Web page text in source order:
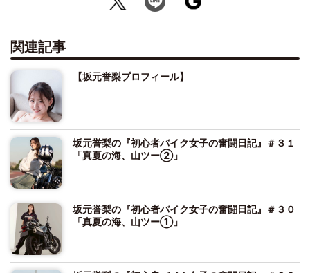
関連記事
【坂元誉梨プロフィール】
坂元誉梨の『初心者バイク女子の奮闘日記』＃３１
「真夏の海、山ツー②」
坂元誉梨の『初心者バイク女子の奮闘日記』＃３０
「真夏の海、山ツー①」